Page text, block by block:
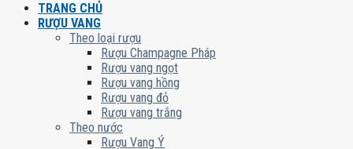
TRANG CHỦ
RƯỢU VANG
Theo loại rượu
Rượu Champagne Pháp
Rượu vang ngọt
Rượu vang hồng
Rượu vang đỏ
Rượu vang trắng
Theo nước
Rượu Vang Ý